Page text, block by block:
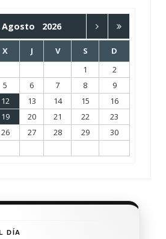
Agosto 2026
X J V S
D
1
2
5 6 7 8
9
12 13 14 15
16
19 20 21 22
23
26 27 28 29
30
DÍA